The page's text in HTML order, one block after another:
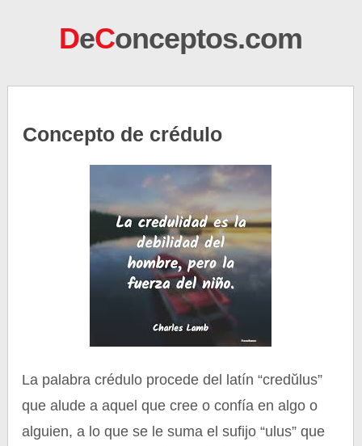
DeConceptos.com
Concepto de crédulo
La palabra crédulo procede del latín “credŭlus”
que alude a aquel que cree o confía en algo o
alguien, a lo que se le suma el sufijo “ulus” que